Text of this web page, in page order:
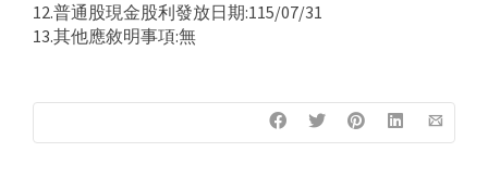
12.普通股現金股利發放日期:115/07/31
13.其他應敘明事項:無